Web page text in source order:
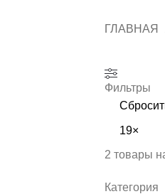
ГЛАВНАЯ
Фильтры
19×
2 товары
Категория